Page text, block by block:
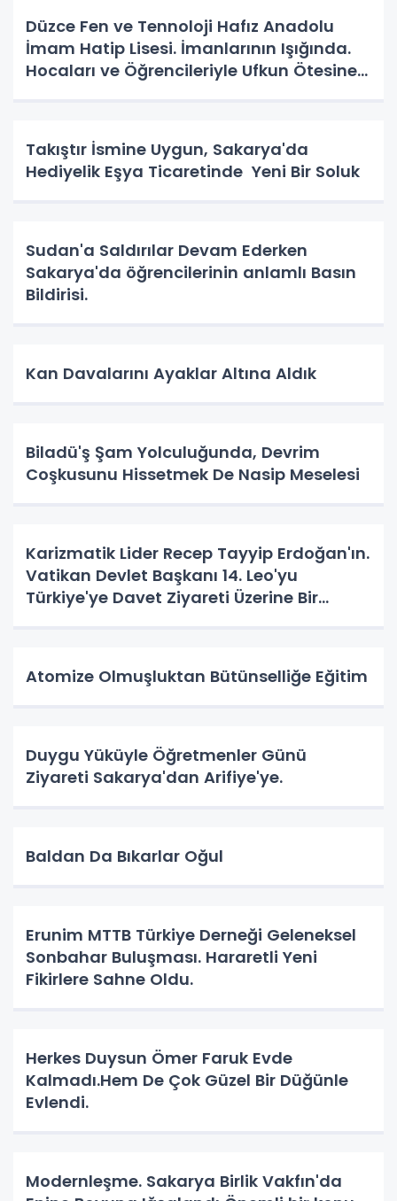
Düzce Fen ve Tennoloji Hafız Anadolu
İmam Hatip Lisesi. İmanlarının Işığında.
Hocaları ve Öğrencileriyle Ufkun Ötesine
Takıştır İsmine Uygun, Sakarya'da
Hediyelik Eşya Ticaretinde Yeni Bir Soluk
Sudan'a Saldırılar Devam Ederken
Sakarya'da öğrencilerinin anlamlı Basın
Bildirisi.
Kan Davalarını Ayaklar Altına Aldık
Biladü'ş Şam Yolculuğunda, Devrim
Coşkusunu Hissetmek De Nasip Meselesi
Karizmatik Lider Recep Tayyip Erdoğan'ın.
Vatikan Devlet Başkanı 14. Leo'yu
Türkiye'ye Davet Ziyareti Üzerine Bir
Atomize Olmuşluktan Bütünselliğe Eğitim
Duygu Yüküyle Öğretmenler Günü
Ziyareti Sakarya'dan Arifiye'ye.
Baldan Da Bıkarlar Oğul
Erunim MTTB Türkiye Derneği Geleneksel
Sonbahar Buluşması. Hararetli Yeni
Fikirlere Sahne Oldu.
Herkes Duysun Ömer Faruk Evde
Kalmadı.Hem De Çok Güzel Bir Düğünle
Evlendi.
Modernleşme. Sakarya Birlik Vakfın'da